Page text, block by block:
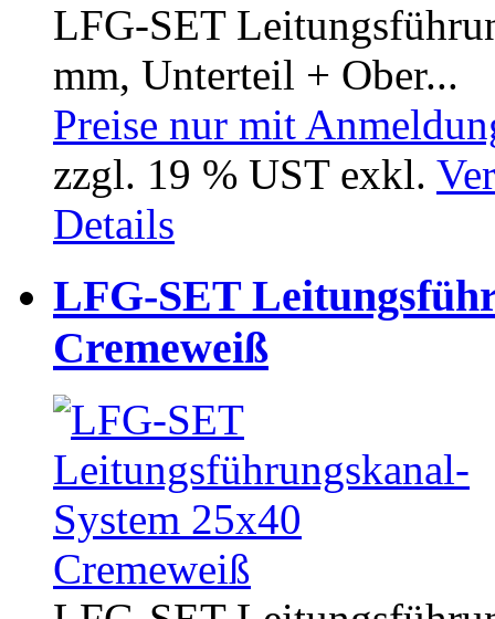
LFG-SET
mm, Unterteil + Ober...
Preise nur mit
zzgl. 19 % UST exkl.
Details
LFG-SET
Cremeweiß